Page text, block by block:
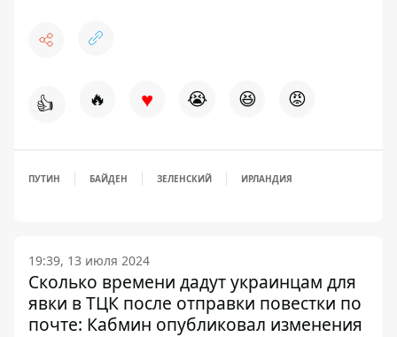
👍 🔥 ♥ 😭 😆 😡
ПУТИН БАЙДЕН ЗЕЛЕНСКИЙ ИРЛАНДИЯ
19:39, 13 июля 2024
Сколько времени дадут украинцам для
явки в ТЦК после отправки повестки по
почте: Кабмин опубликовал изменения